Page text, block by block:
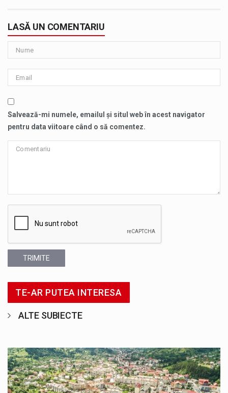
LASĂ UN COMENTARIU
Salvează-mi numele, emailul și situl web în acest navigator
pentru data viitoare când o să comentez.
TRIMITE
TE-AR PUTEA INTERESA
ALTE SUBIECTE